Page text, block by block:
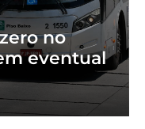
no
eventual